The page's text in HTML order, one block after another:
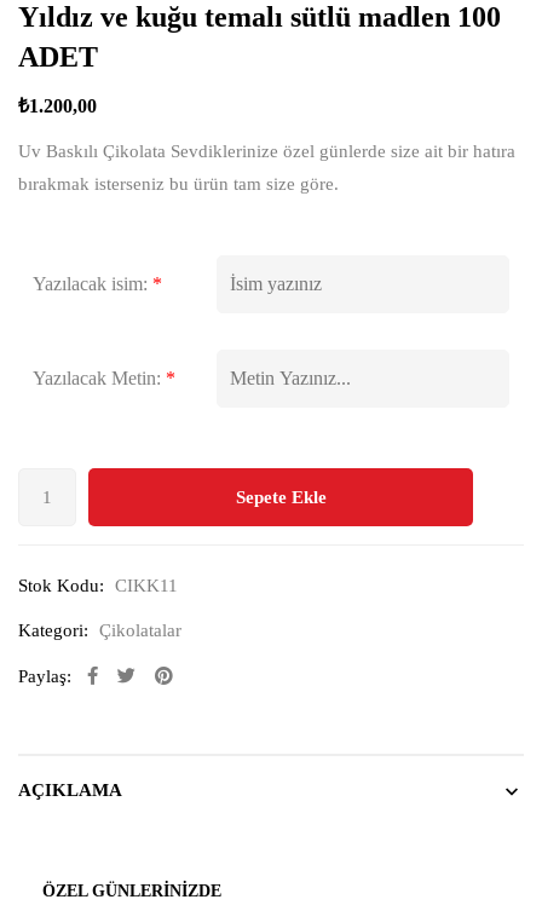
Yıldız ve kuğu temalı sütlü madlen 100
ADET
₺1.200,00
Uv Baskılı Çikolata Sevdiklerinize özel günlerde size ait bir hatıra
bırakmak isterseniz bu ürün tam size göre.
Yazılacak isim: *
Yazılacak Metin: *
Sepete Ekle
Stok Kodu: CIKK11
Kategori: Çikolatalar
Paylaş:
AÇIKLAMA
ÖZEL GÜNLERINIZDE